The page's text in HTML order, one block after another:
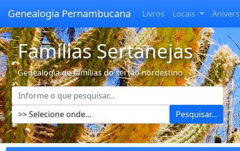
Genealogia Pernambucana Livros Locais
Famílias Sertanejas
Genealogia de famílias do sertão nordestino
Pesquisar...